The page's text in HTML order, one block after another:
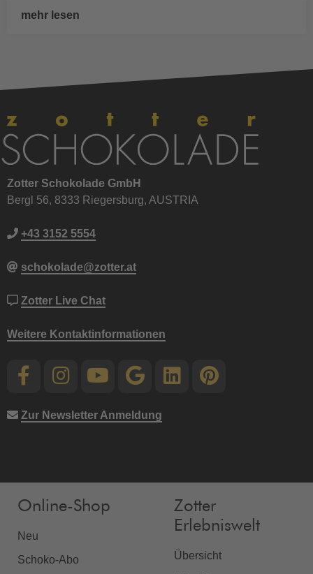
mehr lesen
Zotter Schokolade GmbH
Bergl 56, 8333 Riegersburg, AUSTRIA
+43 3152 5554
schokolade@zotter.at
Zotter Live Chat
Weitere Kontaktinformationen
Zur Newsletter Anmeldung
Online-Shop
Neu
Schoko-Abo
Zotter
Erlebniswelt
Übersicht